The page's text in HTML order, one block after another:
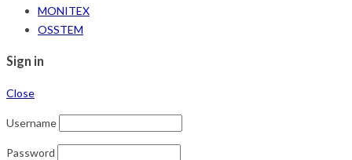
MONITEX
OSSTEM
Sign in
Close
Username
Password